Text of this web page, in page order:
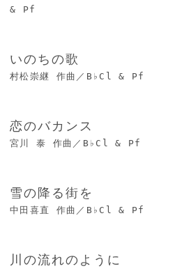
& Pf
いのちの歌
村松崇継 作曲／B♭Cl & Pf
恋のバカンス
宮川 泰 作曲／B♭Cl & Pf
雪の降る街を
中田喜直 作曲／B♭Cl & Pf
川の流れのように